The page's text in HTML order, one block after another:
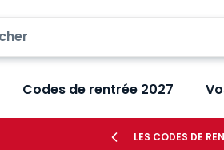
Codes de rentrée 2027
LES CODES DE